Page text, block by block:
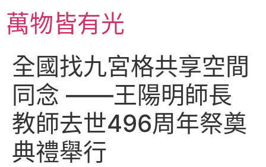
主萬物皆有光
全國找九宮格共享空間
同念 ——王陽明師長
教師去世496周年祭奠
典禮舉行